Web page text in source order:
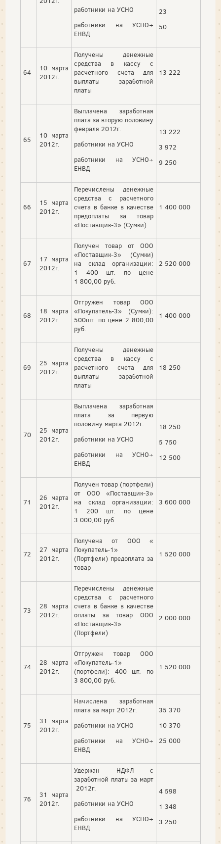
работники на УСНО
работники на УСНО+
ЕНВД
23
50
64
10 марта
2012г.
Получены денежные
средства в кассу с
расчетного счета для
выплаты заработной
платы
13 222
65
10 марта
2012г.
Выплачена заработная
плата за вторую половину
февраля 2012г.
работники на УСНО
работники на УСНО+
ЕНВД
13 222
3 972
9 250
66
15 марта
2012г.
Перечислены денежные
средства с расчетного
счета в банке в качестве
предоплаты за товар
«Поставщик-3» (Сумки)
1 400 000
67
17 марта
2012г.
Получен товар от ООО
«Поставщик-3» (Сумки)
на склад организации:
1 400 шт. по цене
1 800,00 руб.
2 520 000
68
18 марта
2012г.
Отгружен товар ООО
«Покупатель-3» (Сумки):
500шт. по цене 2 800,00
руб.
1 400 000
69
25 марта
2012г.
Получены денежные
средства в кассу с
расчетного счета для
выплаты заработной
платы
18 250
70
25 марта
2012г.
Выплачена заработная
плата за первую
половину марта 2012г.
работники на УСНО
работники на УСНО+
ЕНВД
18 250
5 750
12 500
71
26 марта
2012г.
Получен товар (портфели)
от ООО «Поставщик-3»
на склад организации:
1 200 шт. по цене
3 000,00 руб.
3 600 000
72
27 марта
2012г.
Получена от ООО «
Покупатель-1»
(Портфели) предоплата за
товар
1 520 000
73
28 марта
2012г.
Перечислены денежные
средства с расчетного
счета в банке в качестве
оплаты за товар ООО
«Поставщик-3»
(Портфели)
2 000 000
74
28 марта
2012г.
Отгружен товар ООО
«Покупатель-1»
(портфели): 400 шт. по
3 800,00 руб.
1 520 000
75
31 марта
2012г.
Начислена заработная
плата за март 2012г.
работники на УСНО
работники на УСНО+
ЕНВД
35 370
10 370
25 000
76
31 марта
2012г.
Удержан НДФЛ с
заработной платы за март
2012г.
работники на УСНО
работники на УСНО+
ЕНВД
4 598
1 348
3 250